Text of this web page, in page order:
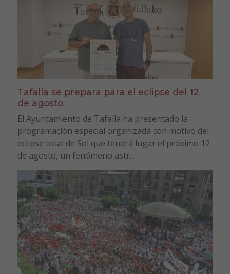
Tafalla se prepara para el eclipse del 12
de agosto
El Ayuntamiento de Tafalla ha presentado la
programación especial organizada con motivo del
eclipse total de Sol que tendrá lugar el próximo 12
de agosto, un fenómeno astr...